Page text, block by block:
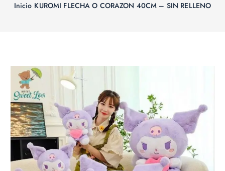
Inicio KUROMI FLECHA O CORAZON 40CM – SIN RELLENO